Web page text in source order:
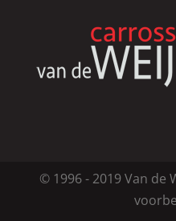
© 1996 - 2019 Van de